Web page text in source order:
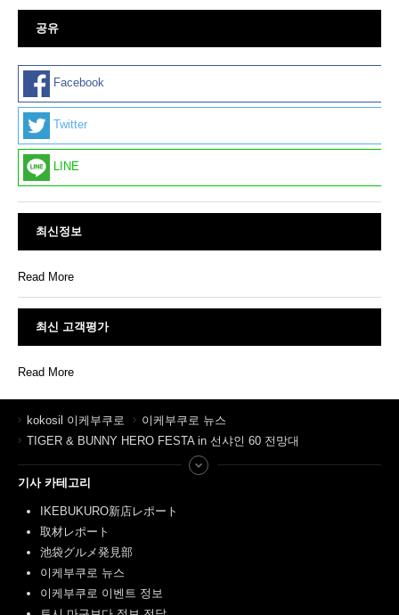
공유
Facebook
Twitter
LINE
최신정보
Read More
최신 고객평가
Read More
kokosil 이케부쿠로
이케부쿠로 뉴스
TIGER & BUNNY HERO FESTA in 선샤인 60 전망대
기사 카테고리
IKEBUKURO新店レポート
取材レポート
池袋グルメ発見部
이케부쿠로 뉴스
이케부쿠로 이벤트 정보